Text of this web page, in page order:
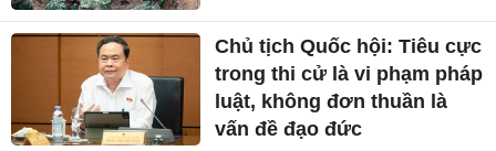
Chủ tịch Quốc hội: Tiêu cực
trong thi cử là vi phạm pháp
luật, không đơn thuần là
vấn đề đạo đức